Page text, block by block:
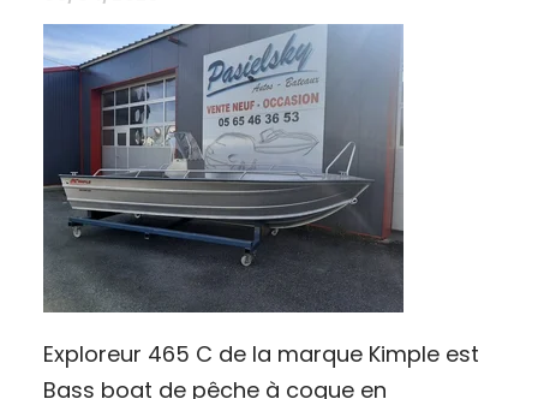
Exploreur 465 C de la marque Kimple est
Bass boat de pêche à coque en